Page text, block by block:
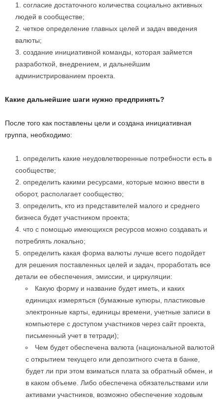
согласие достаточного количества социально активных
людей в сообществе;
четкое определение главных целей и задач введения
валюты;
создание инициативной команды, которая займется
разработкой, внедрением, и дальнейшим
администрированием проекта.
Какие дальнейшие шаги нужно предпринять?
После того как поставлены цели и создана инициативная
группа, необходимо:
определить какие неудовлетворенные потребности есть в
сообществе;
определить какими ресурсами, которые можно ввести в
оборот, располагает сообщество;
определить, кто из представителей малого и среднего
бизнеса будет участником проекта;
что с помощью имеющихся ресурсов можно создавать и
потреблять локально;
определить какая форма валюты лучше всего подойдет
для решения поставленных целей и задач, проработать все
детали ее обеспечения, эмиссии, и циркуляции:
Какую форму и название будет иметь, и каких
единицах измеряться (бумажные купюры, пластиковые
электронные карты, единицы времени, учетные записи в
компьютере с доступом участников через сайт проекта,
письменный учет в тетради);
Чем будет обеспечена валюта (национальной валютой
с открытием текущего или депозитного счета в банке,
будет ли при этом взиматься плата за обратный обмен, и
в каком объеме. Либо обеспечена обязательствами или
активами участников, возможно обеспечение ходовым